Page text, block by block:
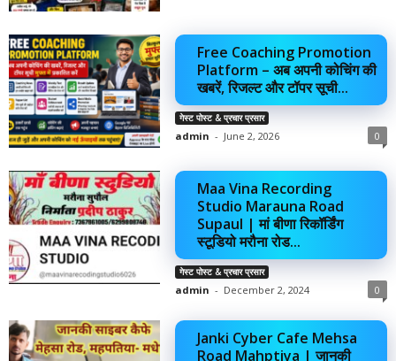
Free Coaching Promotion
Platform – अब अपनी कोचिंग की
खबरें, रिजल्ट और टॉपर सूची...
गेस्ट पोस्ट & प्रचार प्रसार
admin - June 2, 2026 0
Maa Vina Recording
Studio Marauna Road
Supaul | मां बीणा रिकॉर्डिंग
स्टूडियो मरौना रोड...
गेस्ट पोस्ट & प्रचार प्रसार
admin - December 2, 2024 0
Janki Cyber Cafe Mehsa
Road Mahptiya | जानकी